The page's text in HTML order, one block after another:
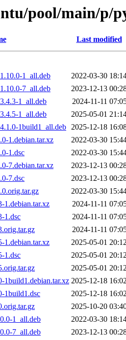
pool/main/p/
Last modified
1_all.deb
2022-03-30
7_all.deb
2023-12-13
1_all.deb
2024-11-11
1_all.deb
2025-05-01
1build1_all.deb 2025-12-18
1.debian.tar.xz
2022-03-30
1.dsc
2022-03-30
7.debian.tar.xz
2023-12-13
7.dsc
2023-12-13
2022-03-30
1.debian.tar.xz
2024-11-11
1.dsc
2024-11-11
2024-11-11
1.debian.tar.xz
2025-05-01
1.dsc
2025-05-01
2025-05-01
1build1.debian.tar.xz 2025-12-18
1build1.dsc
2025-12-18
2025-10-20
1_all.deb
2022-03-30
7_all.deb
2023-12-13